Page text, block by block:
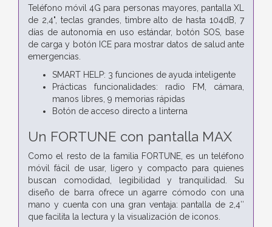
Teléfono móvil 4G para personas mayores, pantalla XL
de 2,4", teclas grandes, timbre alto de hasta 104dB, 7
días de autonomía en uso estándar, botón SOS, base
de carga y botón ICE para mostrar datos de salud ante
emergencias.
SMART HELP: 3 funciones de ayuda inteligente
Prácticas funcionalidades: radio FM, cámara,
manos libres, 9 memorias rápidas
Botón de acceso directo a linterna
Un FORTUNE con pantalla MAX
Como el resto de la familia FORTUNE, es un teléfono
móvil fácil de usar, ligero y compacto para quienes
buscan comodidad, legibilidad y tranquilidad. Su
diseño de barra ofrece un agarre cómodo con una
mano y cuenta con una gran ventaja: pantalla de 2,4″
que facilita la lectura y la visualización de iconos.